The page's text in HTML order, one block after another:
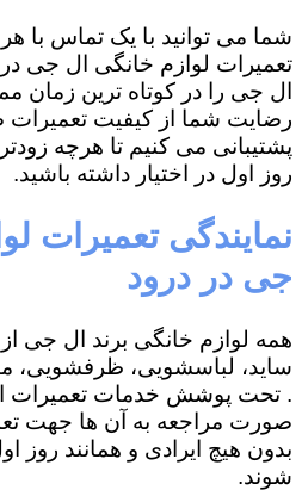
شما می توانید با یک تماس با
تعمیرات لوازم خانگی ال جی
ال جی را در کوتاه ترین زمان
رضایت شما از کیفیت تعمیرات
پشتیبانی می کنیم تا هرچه
روز اول در اختیار داشته باشید.
نمایندگی تعمیرات
جی در درود
همه لوازم خانگی برند ال جی
ساید، لباسشویی، ظرفشویی،
. تحت پوشش خدمات تعمیرات
صورت مراجعه به آن ها جهت
بدون هیچ ایرادی و همانند روز
شوند.